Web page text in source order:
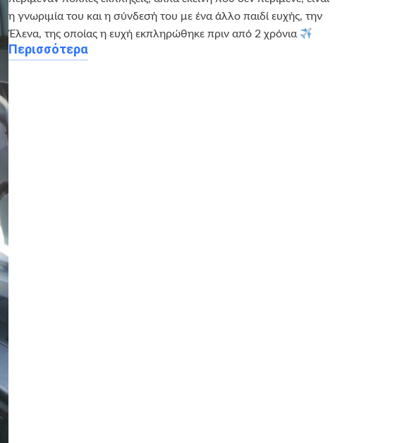
η γνωριμία του και η σύνδεσή του με ένα άλλο παιδί ευχής, την
Έλενα, της οποίας η ευχή εκπληρώθηκε πριν από 2 χρόνια
Περισσότερα